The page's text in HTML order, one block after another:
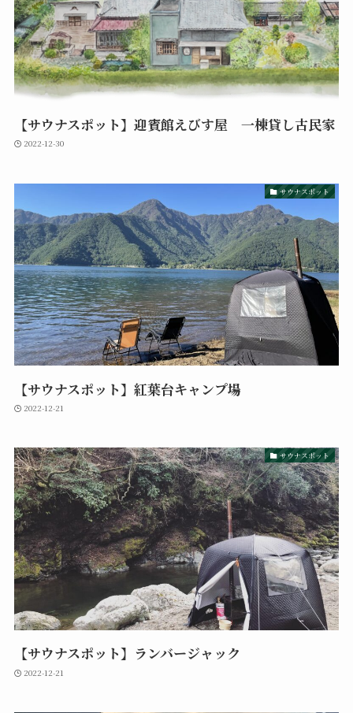
【サウナスポット】迎賓館えびす屋 一棟貸し古民家
2022-12-30
サウナスポット
【サウナスポット】紅葉台キャンプ場
2022-12-21
サウナスポット
【サウナスポット】ランバージャック
2022-12-21